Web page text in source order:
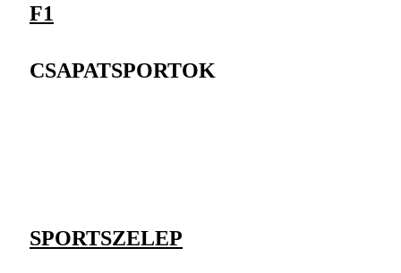
F1
CSAPATSPORTOK
SPORTSZELEP